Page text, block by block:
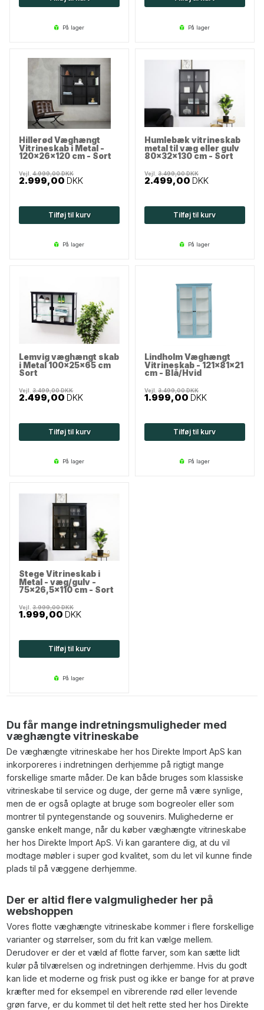
på lager på lager
Hillerød Væghængt
Vitrineskab i Metal -
120x26x120 cm - Sort
2.999,00 DKK
Vejl.4.999,00DKK
Tilføj til kurv
på lager
Humlebæk vitrineskab
metal til væg eller gulv
80x32x130 cm - Sort
2.499,00 DKK
Vejl. 3.499,00DKK
Tilføj til kurv
på lager
Lemvig væghængt skab
i Metal 100x25x65 cm
Sort
2.499,00 DKK
Vejl.3.499,00DKK
Tilføj til kurv
på lager
Lindholm Væghængt
Vitrineskab - 121x81x21
cm - Blå/Hvid
1.999,00 DKK
Vejl. 3.499,00DKK
Tilføj til kurv
på lager
Stege Vitrineskab i
Metal - væg/gulv -
75x26,5x110 cm - Sort
1.999,00 DKK
Vejl.3.999,00DKK
Tilføj til kurv
på lager
Du får mange indretningsmuligheder med
væghængte vitrineskabe
De væghængte vitrineskabe her hos Direkte Import ApS kan
inkorporeres i indretningen derhjemme på rigtigt mange
forskellige smarte måder. De kan både bruges som klassiske
vitrineskabe til service og duge, der gerne må være synlige,
men de er også oplagte at bruge som bogreoler eller som
montrer til pyntegenstande og souvenirs. Mulighederne er
ganske enkelt mange, når du køber væghængte vitrineskabe
her hos Direkte Import ApS. Vi kan garantere dig, at du vil
modtage møbler i super god kvalitet, som du let vil kunne finde
plads til på væggene derhjemme.
Der er altid flere valgmuligheder her på
webshoppen
Vores flotte væghængte vitrineskabe kommer i flere forskellige
varianter og størrelser, som du frit kan vælge mellem.
Derudover er der et væld af flotte farver, som kan sætte lidt
kulør på tilværelsen og indretningen derhjemme. Hvis du godt
kan lide et moderne og frisk pust og ikke er bange for at prøve
kræfter med for eksempel en vibrerende rød eller levende
grøn farve, er du kommet til det helt rette sted her hos Direkte